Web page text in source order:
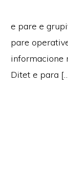
e pare e
pare
informacione
Ditet e para